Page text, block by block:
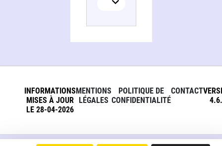
INFORMATIONS
MISES À JOUR
LE 28-04-2026
MENTIONS
LÉGALES
POLITIQUE DE
CONFIDENTIALITÉ
CONTACT